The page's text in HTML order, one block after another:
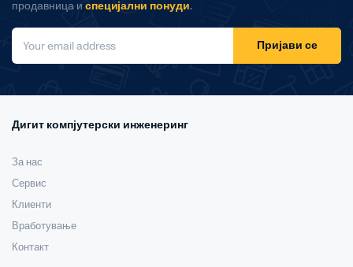
продавница и специјални понуди.
Пријави се
Дигит компјутерски инженеринг
За нас
Сервис
Клиенти
Вработување
Контакт